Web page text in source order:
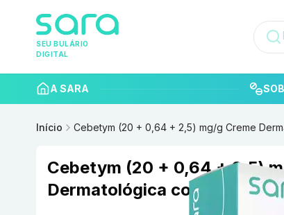
SEU BULÁRIO
DIGITAL
A SARA
Início Cebetym (20 + 0,64 + 2,5) mg/g Creme
Cebetym (20 + 0,64 + 2,5)
Dermatológica com 30 g